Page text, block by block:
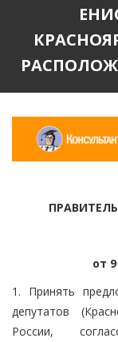
от
1. Принять
депутатов
России,